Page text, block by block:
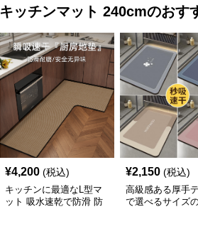
キッチンマット 240cmのおす
¥4,200 (税込)
キッチンに最適なL型マ
ット 吸水速乾で防滑 防
¥2,150 (税込)
高級感ある厚手
で選べるサイズ